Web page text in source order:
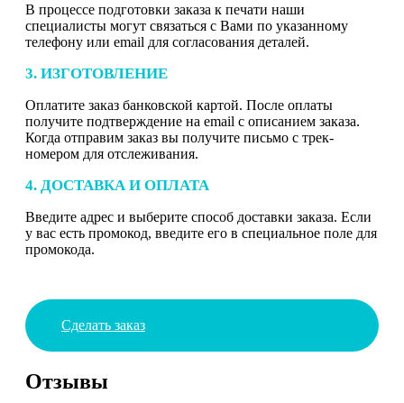
В процессе подготовки заказа к печати наши
специалисты могут связаться с Вами по указанному
телефону или email для согласования деталей.
3. ИЗГОТОВЛЕНИЕ
Оплатите заказ банковской картой. После оплаты
получите подтверждение на email с описанием заказа.
Когда отправим заказ вы получите письмо с трек-
номером для отслеживания.
4. ДОСТАВКА И ОПЛАТА
Введите адрес и выберите способ доставки заказа. Если
у вас есть промокод, введите его в специальное поле для
промокода.
Сделать заказ
Отзывы